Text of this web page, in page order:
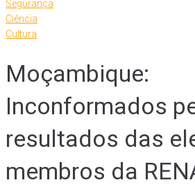
Segurança
Ciência
Cultura
Moçambique:
Inconformados
resultados das
membros da